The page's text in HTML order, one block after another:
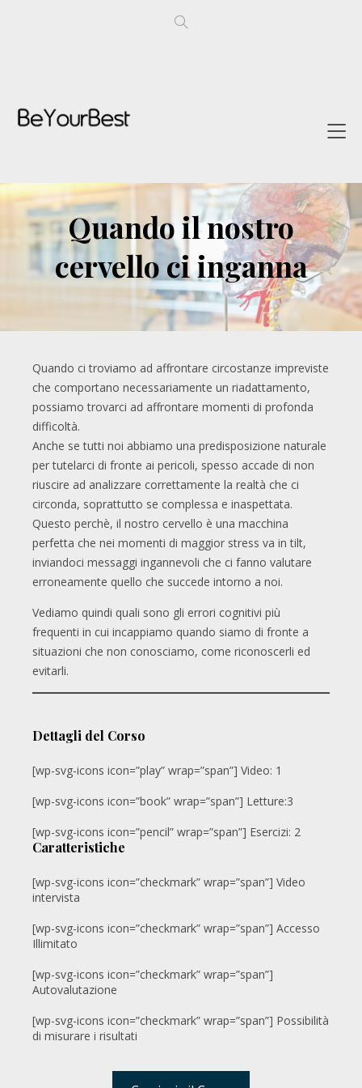
Quando il nostro
cervello ci inganna
Quando ci troviamo ad affrontare circostanze impreviste
che comportano necessariamente un riadattamento,
possiamo trovarci ad affrontare momenti di profonda
difficoltà.
Anche se tutti noi abbiamo una predisposizione naturale
per tutelarci di fronte ai pericoli, spesso accade di non
riuscire ad analizzare correttamente la realtà che ci
circonda, soprattutto se complessa e inaspettata.
Questo perchè, il nostro cervello è una macchina
perfetta che nei momenti di maggior stress va in tilt,
inviandoci messaggi ingannevoli che ci fanno valutare
erroneamente quello che succede intorno a noi.
Vediamo quindi quali sono gli errori cognitivi più
frequenti in cui incappiamo quando siamo di fronte a
situazioni che non conosciamo, come riconoscerli ed
evitarli.
Dettagli del Corso
[wp-svg-icons icon=”play” wrap=”span”] Video: 1
[wp-svg-icons icon=”book” wrap=”span”] Letture:3
[wp-svg-icons icon=”pencil” wrap=”span”] Esercizi: 2
Caratteristiche
[wp-svg-icons icon=”checkmark” wrap=”span”] Video
intervista
[wp-svg-icons icon=”checkmark” wrap=”span”] Accesso
Illimitato
[wp-svg-icons icon=”checkmark” wrap=”span”]
Autovalutazione
[wp-svg-icons icon=”checkmark” wrap=”span”] Possibilità
di misurare i risultati